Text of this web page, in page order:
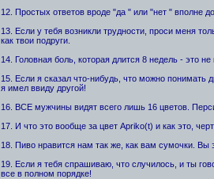
12. Простых ответов вроде "да " или "нет " вполне
13. Если у тебя возникли трудности, проси меня
как твои подруги.
14. Головная боль, которая длится 8 недель - это
15. Если я сказал что-нибудь, что можно понимать
я имел ввиду другой!
16. ВСЕ мужчины видят всего лишь 16 цветов.
17. И что это вообще за цвет Apriko(t) и как это,
18. Пиво нравится нам так же, как вам сумочки. Вы
19. Если я тебя спрашиваю, что случилось, и ты
все в полном порядке!